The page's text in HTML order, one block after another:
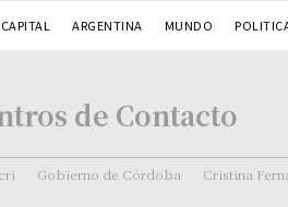
ARGENTINA MUNDO
de Contacto
Gobierno de Córdoba Cristina